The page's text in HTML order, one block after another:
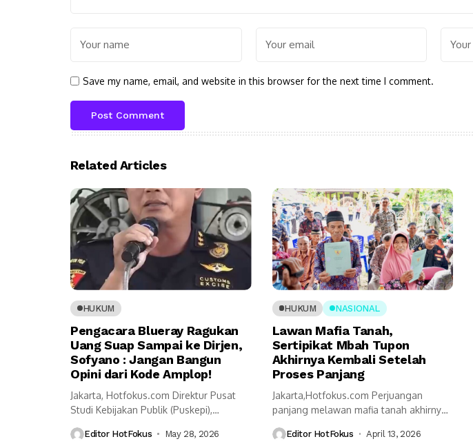
Save my name, email, and website in this browser for the next time I comment.
Related Articles
HUKUM
Pengacara Blueray Ragukan
Uang Suap Sampai ke Dirjen,
Sofyano : Jangan Bangun
Opini dari Kode Amplop!
Jakarta, Hotfokus.com Direktur Pusat
Studi Kebijakan Publik (Puskepi),
Editor HotFokus May 28, 2026
HUKUM NASIONAL
Lawan Mafia Tanah,
Sertipikat Mbah Tupon
Akhirnya Kembali Setelah
Proses Panjang
Jakarta,Hotfokus.com Perjuangan
panjang melawan mafia tanah akhirnya
Editor HotFokus April 13, 2026